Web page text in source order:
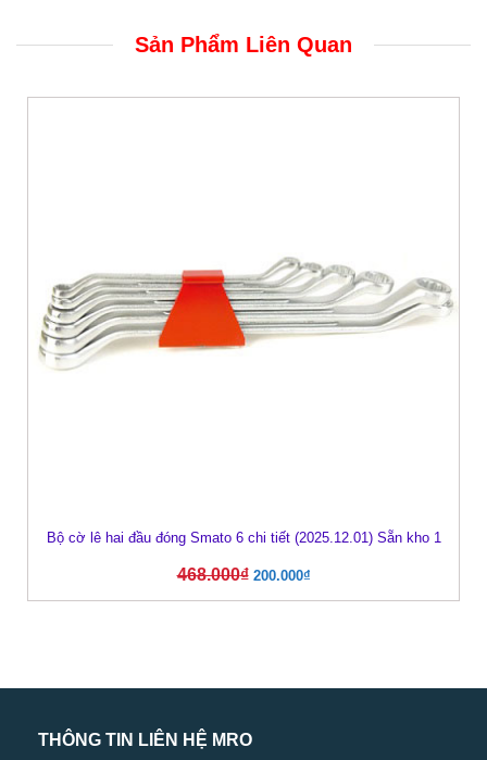
Sản Phẩm Liên Quan
Bộ cờ lê hai đầu đóng Smato 6 chi tiết (2025.12.01) Sẵn kho 1
468.000₫ 200.000₫
THÔNG TIN LIÊN HỆ MRO